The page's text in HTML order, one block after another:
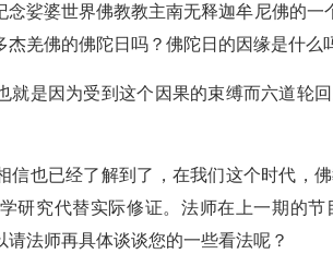
娑婆世界佛教教主南无释迦牟尼佛的一
羌佛的佛陀日吗？佛陀日的因缘是什么
就是因为受到这个因果的束缚而六道轮
信也已经了解到了，在我们这个时代，
研究代替实际修证。法师在上一期的
法师再具体谈谈您的一些看法呢？